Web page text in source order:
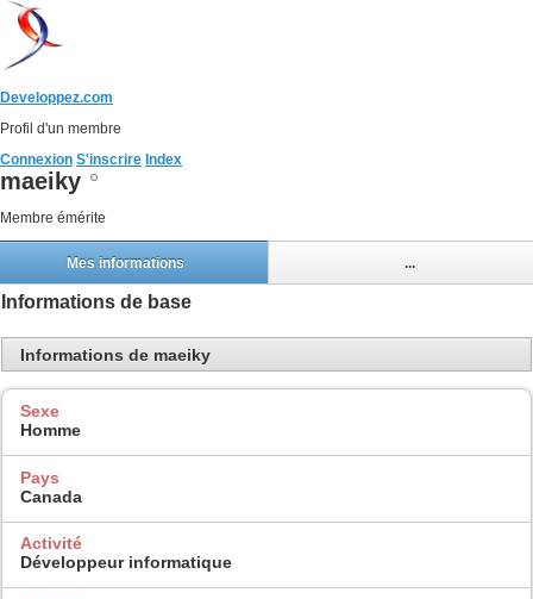
Developpez.com
Profil d'un membre
Connexion S'inscrire Index
maeiky
Membre émérite
Mes informations ...
Informations de base
Informations de maeiky
Sexe
Homme
Pays
Canada
Activité
Développeur informatique